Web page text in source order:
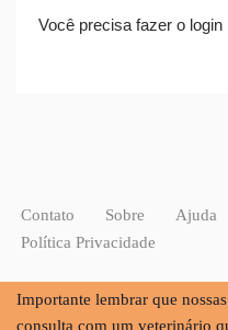
Você precisa fazer o login
Contato Sobre Ajuda
Política Privacidade
Importante lembrar que
consulta com um veterinário